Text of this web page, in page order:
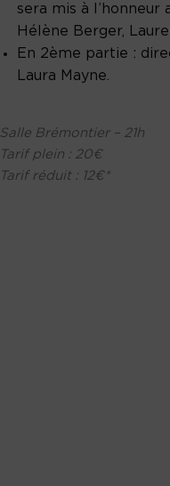
sera mis à l’honneur
Hélène Berger,
En 2ème partie :
Laura Mayne.
Salle Brémontier – 21h
Tarif plein : 20€
Tarif réduit : 12€*